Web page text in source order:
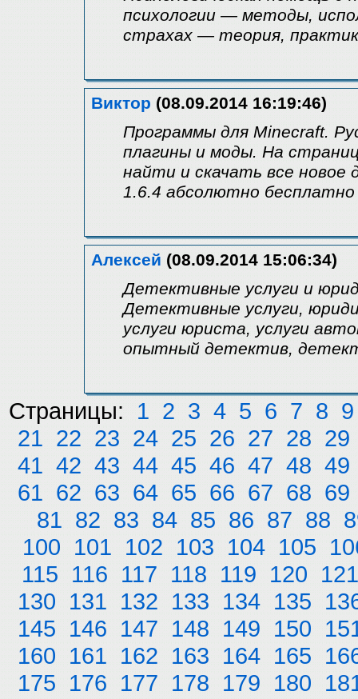
психологии — методы,
страхах — теория,
Виктор (08.09.2014 16:19:46)
Программы для Minecraft.
плагины и моды. На
найти и скачать все
1.6.4 абсолютно бесплатно
Алексей (08.09.2014 15:06:34)
Детективные услуги и
Детективные услуги,
услуги юриста, услуги
опытный детектив,
Страницы: 1 2 3 4 5 6 7 8 9
21 22 23 24 25 26 27 28 29
41 42 43 44 45 46 47 48 49
61 62 63 64 65 66 67 68 69
81 82 83 84 85 86 87 88
100 101 102 103 104 105
115 116 117 118 119 120 121
130 131 132 133 134 135
145 146 147 148 149 150
160 161 162 163 164 165
175 176 177 178 179 180